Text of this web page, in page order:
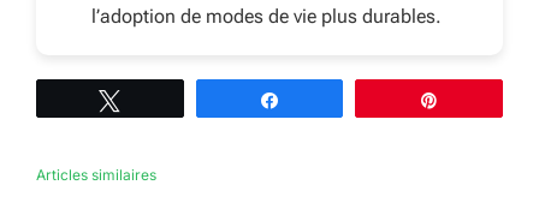
l’adoption de modes de vie plus durables.
Articles similaires